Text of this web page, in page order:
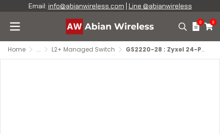
Email: info@abianwireless.com Line @abianwireless
0 0
Home ... L2+ Managed Switch GS2220-28 : Zyxel 24-Port GbE L2+ Managed Switch with GbE Uplink